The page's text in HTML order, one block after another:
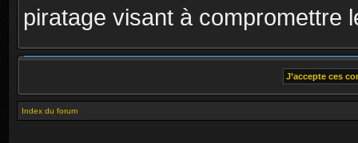
piratage visant à compromettre
Index du forum